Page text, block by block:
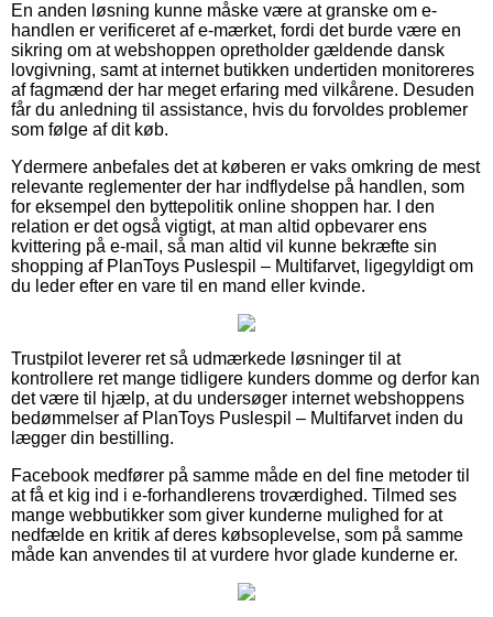
En anden løsning kunne måske være at granske om e-
handlen er verificeret af e-mærket, fordi det burde være en
sikring om at webshoppen opretholder gældende dansk
lovgivning, samt at internet butikken undertiden monitoreres
af fagmænd der har meget erfaring med vilkårene. Desuden
får du anledning til assistance, hvis du forvoldes problemer
som følge af dit køb.
Ydermere anbefales det at køberen er vaks omkring de mest
relevante reglementer der har indflydelse på handlen, som
for eksempel den byttepolitik online shoppen har. I den
relation er det også vigtigt, at man altid opbevarer ens
kvittering på e-mail, så man altid vil kunne bekræfte sin
shopping af PlanToys Puslespil – Multifarvet, ligegyldigt om
du leder efter en vare til en mand eller kvinde.
Trustpilot leverer ret så udmærkede løsninger til at
kontrollere ret mange tidligere kunders domme og derfor kan
det være til hjælp, at du undersøger internet webshoppens
bedømmelser af PlanToys Puslespil – Multifarvet inden du
lægger din bestilling.
Facebook medfører på samme måde en del fine metoder til
at få et kig ind i e-forhandlerens troværdighed. Tilmed ses
mange webbutikker som giver kunderne mulighed for at
nedfælde en kritik af deres købsoplevelse, som på samme
måde kan anvendes til at vurdere hvor glade kunderne er.